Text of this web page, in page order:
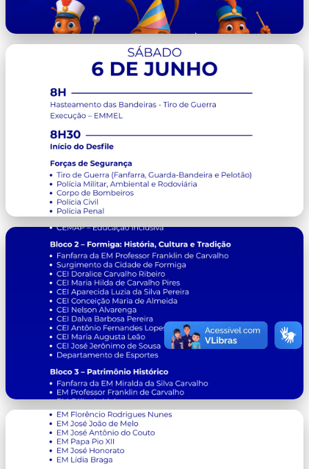
image.png
image-2.png